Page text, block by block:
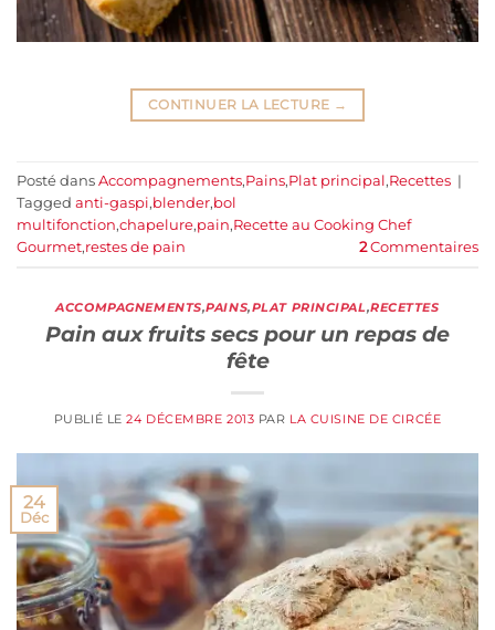
CONTINUER LA LECTURE →
Posté dans Accompagnements,Pains,Plat principal,Recettes |
Tagged anti-gaspi,blender,bol
multifonction,chapelure,pain,Recette au Cooking Chef
Gourmet,restes de pain 2Commentaires
ACCOMPAGNEMENTS,PAINS,PLAT PRINCIPAL,RECETTES
Pain aux fruits secs pour un repas de
fête
PUBLIÉ LE24 DÉCEMBRE 2013 PAR LA CUISINE DE CIRCÉE
24
Déc